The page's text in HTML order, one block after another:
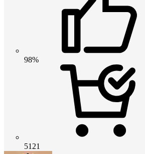
98%
5121